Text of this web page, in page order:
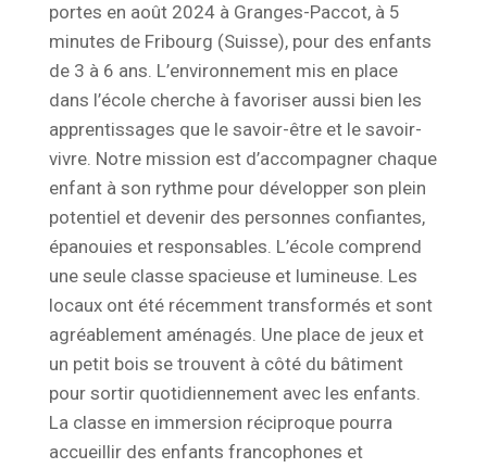
portes en août 2024 à Granges-Paccot, à 5
minutes de Fribourg (Suisse), pour des enfants
de 3 à 6 ans. L’environnement mis en place
dans l’école cherche à favoriser aussi bien les
apprentissages que le savoir-être et le savoir-
vivre. Notre mission est d’accompagner chaque
enfant à son rythme pour développer son plein
potentiel et devenir des personnes confiantes,
épanouies et responsables. L’école comprend
une seule classe spacieuse et lumineuse. Les
locaux ont été récemment transformés et sont
agréablement aménagés. Une place de jeux et
un petit bois se trouvent à côté du bâtiment
pour sortir quotidiennement avec les enfants.
La classe en immersion réciproque pourra
accueillir des enfants francophones et